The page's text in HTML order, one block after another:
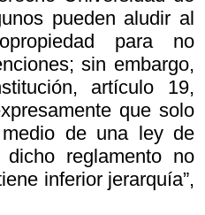
pueden aludir al
para no
sin embargo,
artículo 19,
que solo
de una ley de
reglamento no
inferior jerarquía”,